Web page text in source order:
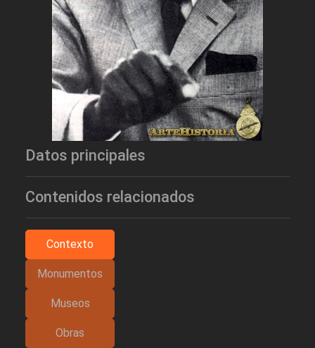
Datos principales
Contenidos relacionados
Contexto
Monumentos
Museos
Obras